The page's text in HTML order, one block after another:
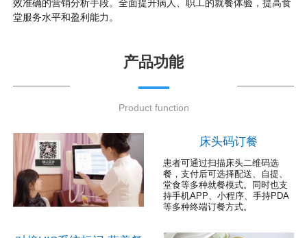
效准确的营销分析手段。全面提升病人、职工的就餐体验，提高食
堂服务水平和盈利能力。
产品功能
Product function
床头码订餐
患者可通过扫描床头二维码选
餐，支付后可选择配送、自提、
堂食等多种就餐模式。同时也支
持手机APP、小程序、手持PDA
等多种终端订餐方式。